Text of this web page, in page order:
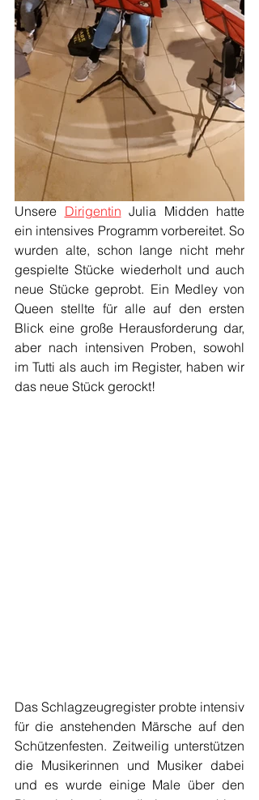
Unsere Dirigentin Julia Midden hatte
ein intensives Programm vorbereitet. So
wurden alte, schon lange nicht mehr
gespielte Stücke wiederholt und auch
neue Stücke geprobt. Ein Medley von
Queen stellte für alle auf den ersten
Blick eine große Herausforderung dar,
aber nach intensiven Proben, sowohl
im Tutti als auch im Register, haben wir
das neue Stück gerockt!
Das Schlagzeugregister probte intensiv
für die anstehenden Märsche auf den
Schützenfesten. Zeitweilig unterstützen
die Musikerinnen und Musiker dabei
und es wurde einige Male über den